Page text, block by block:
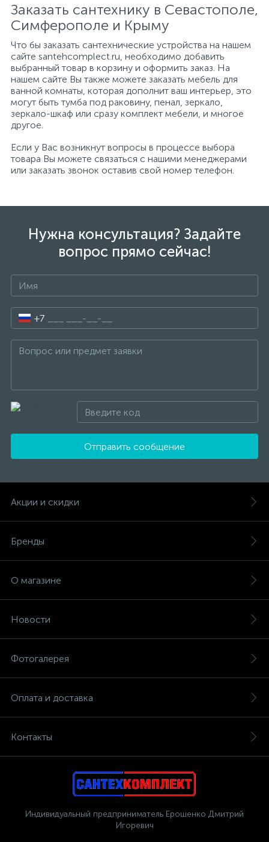
Заказать сантехнику в Севастополе,
Симферополе и Крыму
Что бы заказать сантехнические устройства на нашем
сайте santehcomplect.ru, необходимо добавить
выбранный товар в корзину и оформить заказ. На
нашем сайте Вы также можете заказать мебель для
ванной комнаты, которая дополнит ваш интерьер, это
могут быть тумба под раковину, пенал, зеркало,
зеркало-шкаф или сразу комплект мебели, и многое
другое.
Если у Вас возникнут вопросы в процессе выбора
товара Вы можете связаться с нашими менеджерами
или заказать звонок оставив свой номер телефон.
Нужна консультация? Задайте
вопрос прямо сейчас!
+7
Отправить сообщение
Акции и скидки
Бренды
О магазине
Новости
Фотогалерея
Оплата и доставка
Контакты
Индивидуальный предприниматель Ерошенко Дмитрий
Игоревич